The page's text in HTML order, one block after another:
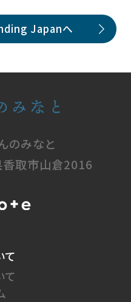
Japanへ
株式会社 せんの
のみなと
取市山倉2016
て
て